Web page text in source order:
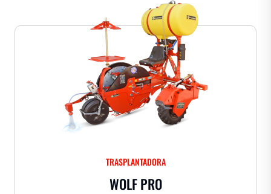
TRASPLANTADORA
WOLF PRO